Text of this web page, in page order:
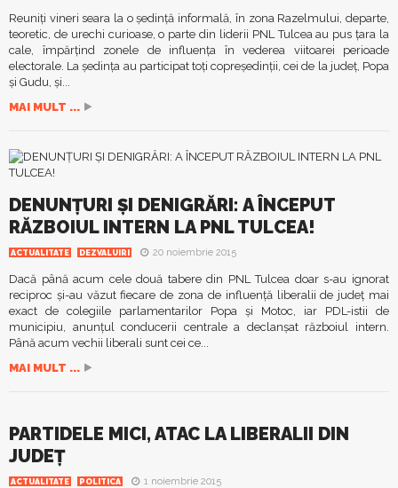
Reuniţi vineri seara la o şedinţă informală, în zona Razelmului, departe,
teoretic, de urechi curioase, o parte din liderii PNL Tulcea au pus ţara la
cale, împărţind zonele de influenţa în vederea viitoarei perioade
electorale. La şedinţa au participat toţi copreşedinţii, cei de la judeţ, Popa
şi Gudu, şi...
MAI MULT ...
DENUNŢURI ŞI DENIGRĂRI: A ÎNCEPUT
RĂZBOIUL INTERN LA PNL TULCEA!
ACTUALITATE DEZVALUIRI 20 noiembrie 2015
Dacă până acum cele două tabere din PNL Tulcea doar s-au ignorat
reciproc şi-au văzut fiecare de zona de influenţă liberalii de judeţ mai
exact de colegiile parlamentarilor Popa şi Motoc, iar PDL-istii de
municipiu, anunţul conducerii centrale a declanşat războiul intern.
Până acum vechii liberali sunt cei ce...
MAI MULT ...
PARTIDELE MICI, ATAC LA LIBERALII DIN
JUDEŢ
ACTUALITATE POLITICA 1 noiembrie 2015